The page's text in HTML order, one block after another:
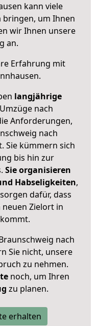
kann viele
um Ihnen
wir Ihnen unsere
an.
Erfahrung mit
.
langjährige
nach
Anforderungen,
nach
Sie kümmern sich
bis hin zur
Sie organisieren
Habseligkeiten,
dafür, dass
Zielort in
nach
Sie nicht, unsere
zu nehmen.
noch, um Ihren
zu planen.
erhalten